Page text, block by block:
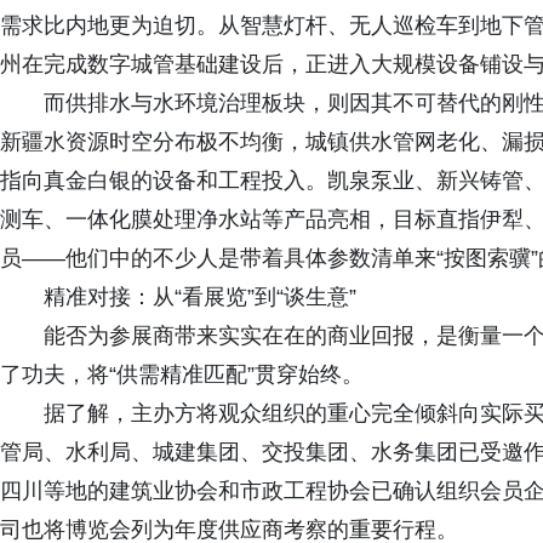
需求比内地更为迫切。从智慧灯杆、无人巡检车到地下
州在完成数字城管基础建设后，正进入大规模设备铺设
而供排水与水环境治理板块，则因其不可替代的刚
新疆水资源时空分布极不均衡，城镇供水管网老化、漏
指向真金白银的设备和工程投入。凯泉泵业、新兴铸管
测车、一体化膜处理净水站等产品亮相，目标直指伊犁
员——他们中的不少人是带着具体参数清单来“按图索骥”
精准对接：从“看展览”到“谈生意”
能否为参展商带来实实在在的商业回报，是衡量一
了功夫，将“供需精准匹配”贯穿始终。
据了解，主办方将观众组织的重心完全倾斜向实际
管局、水利局、城建集团、交投集团、水务集团已受邀
四川等地的建筑业协会和市政工程协会已确认组织会员
司也将博览会列为年度供应商考察的重要行程。